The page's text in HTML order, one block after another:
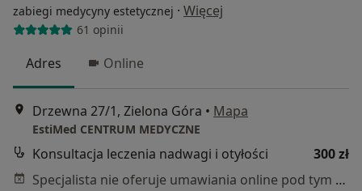
zabiegi medycyny estetycznej · Więcej
61 opinii
Adres Online
Drzewna 27/1, Zielona Góra • Mapa
EstiMed CENTRUM MEDYCZNE
Konsultacja leczenia nadwagi i otyłości
300 zł
Specjalista nie oferuje umawiania online pod tym adresem.